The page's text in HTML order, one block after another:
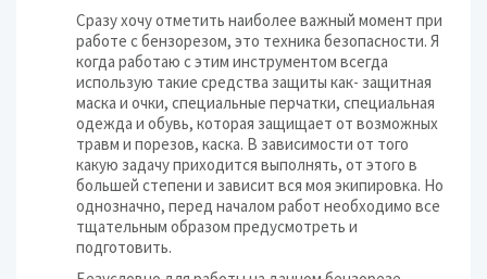
Сразу хочу отметить наиболее важный момент при
работе с бензорезом, это техника безопасности. Я
когда работаю с этим инструментом всегда
использую такие средства защиты как- защитная
маска и очки, специальные перчатки, специальная
одежда и обувь, которая защищает от возможных
травм и порезов, каска. В зависимости от того
какую задачу приходится выполнять, от этого в
большей степени и зависит вся моя экипировка. Но
однозначно, перед началом работ необходимо все
тщательным образом предусмотреть и
подготовить.